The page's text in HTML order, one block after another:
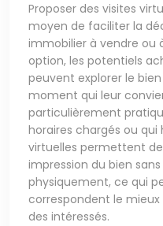
Proposer des visites
moyen de faciliter la
immobilier à vendre ou
option, les potentiels
peuvent explorer le
moment qui leur
particulièrement
horaires chargés ou qui
virtuelles permettent
impression du bien
physiquement, ce qui
correspondent le
des intéressés.